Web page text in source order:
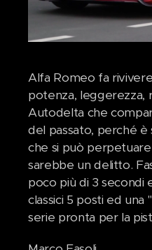
Alfa Romeo fa
potenza, leggerezza,
Autodelta che
del passato, perché è
che si può
sarebbe un delitto.
poco più di 3 secondi
classici 5 posti ed
serie pronta per la